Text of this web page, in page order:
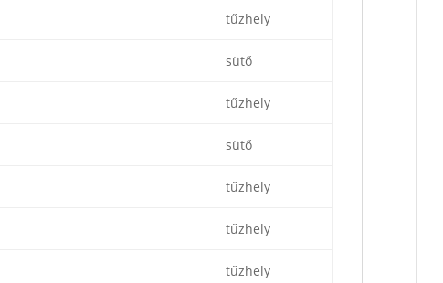
tűzhely
sütő
tűzhely
sütő
tűzhely
tűzhely
tűzhely